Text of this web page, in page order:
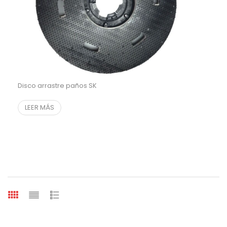
Disco arrastre paños SK
LEER MÁS